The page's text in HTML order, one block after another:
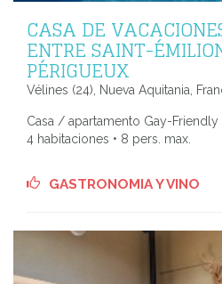
CASA DE
ENTRE SAINT-
PÉRIGUEUX
Vélines (24), Nueva Aquitania,
Casa / apartamento Gay-Friendly
4 habitaciones • 8 pers. max.
GASTRONOMIA Y VINO